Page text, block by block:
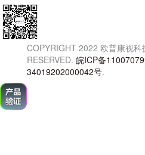
COPYRIGHT 2022 欧普康视
RESERVED. 皖ICP备
34019202000042号.